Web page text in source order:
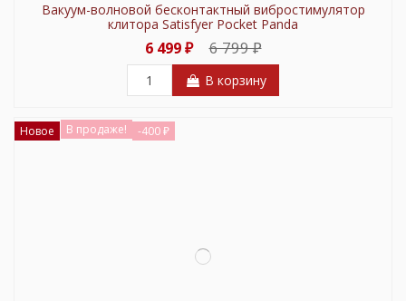
Вакуум-волновой бесконтактный вибростимулятор
клитора Satisfyer Pocket Panda
6 499 ₽ 6 799 ₽
В корзину
В продаже! -400 ₽
Новое